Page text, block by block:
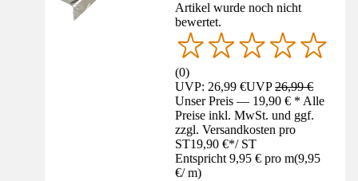
Artikel wurde noch nicht
bewertet.
(0)
UVP: 26,99 €UVP26,99 €
Unser Preis — 19,90 € * Alle
Preise inkl. MwSt. und ggf.
zzgl. Versandkosten pro
ST19,90 €*/ ST
Entspricht 9,95 € pro m(9,95
€/ m)